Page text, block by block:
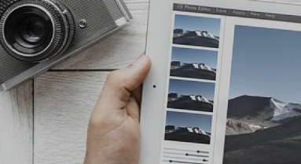
Skip
to
content